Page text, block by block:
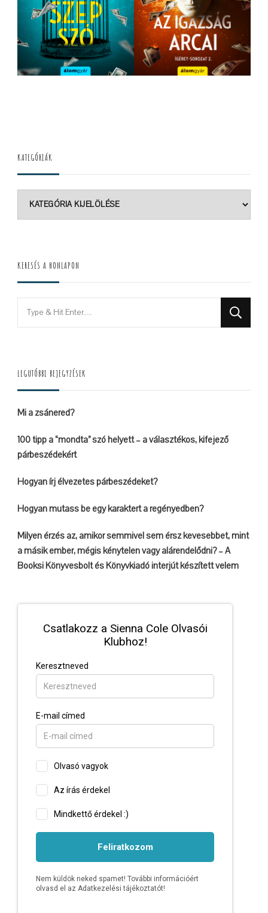
KATEGÓRIÁK
Kategóriák
KERESÉS A HONLAPON
Looking
for
LEGUTÓBBI BEJEGYZÉSEK
Mi a zsánered?
100 tipp a “mondta” szó helyett – a választékos, kifejező
párbeszédekért
Hogyan írj élvezetes párbeszédeket?
Hogyan mutass be egy karaktert a regényedben?
Milyen érzés az, amikor semmivel sem érsz kevesebbet, mint
a másik ember, mégis kénytelen vagy alárendelődni? – A
Booksi Könyvesbolt és Könyvkiadó interjút készített velem